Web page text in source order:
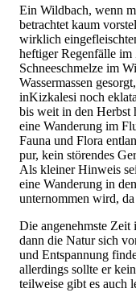
Ein Wildbach, wenn
betrachtet kaum
wirklich
heftiger Regenfälle im
Schneeschmelze im
Wassermassen
inKizkalesi noch
bis weit in den Herbst
eine Wanderung im
Fauna und Flora
pur, kein störendes
Als kleiner Hinweis
eine Wanderung in
unternommen wird,
Die angenehmste Zeit
dann die Natur sich
und Entspannung
allerdings sollte er
teilweise gibt es auch